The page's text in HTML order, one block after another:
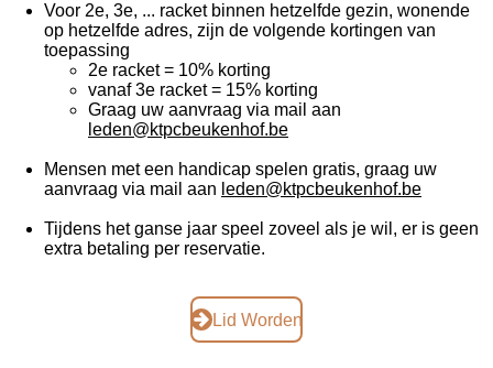
Voor 2e, 3e, ... racket binnen hetzelfde gezin, wonende
op hetzelfde adres, zijn de volgende kortingen van
toepassing
2e racket = 10% korting
vanaf 3e racket = 15% korting
Graag uw aanvraag via mail aan
leden@ktpcbeukenhof.be
Mensen met een handicap spelen gratis, graag uw
aanvraag via mail aan leden@ktpcbeukenhof.be
Tijdens het ganse jaar speel zoveel als je wil, er is geen
extra betaling per reservatie.
Lid Worden